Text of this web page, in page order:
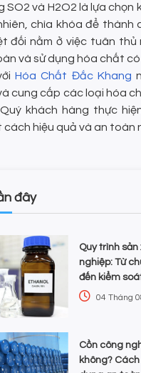
SO2 và H2O2 là lựa chọn
chìa khóa để thành
đối nằm ở việc tuân thủ
và sử dụng hóa chất có
Hóa Chất Đắc Khang
cung cấp các loại hóa
khách hàng thực
cách hiệu quả và an toàn
đây
Quy trình
nghiệp: Từ
đến kiểm
chọn hóa
04 Tháng
Cồn công
không?